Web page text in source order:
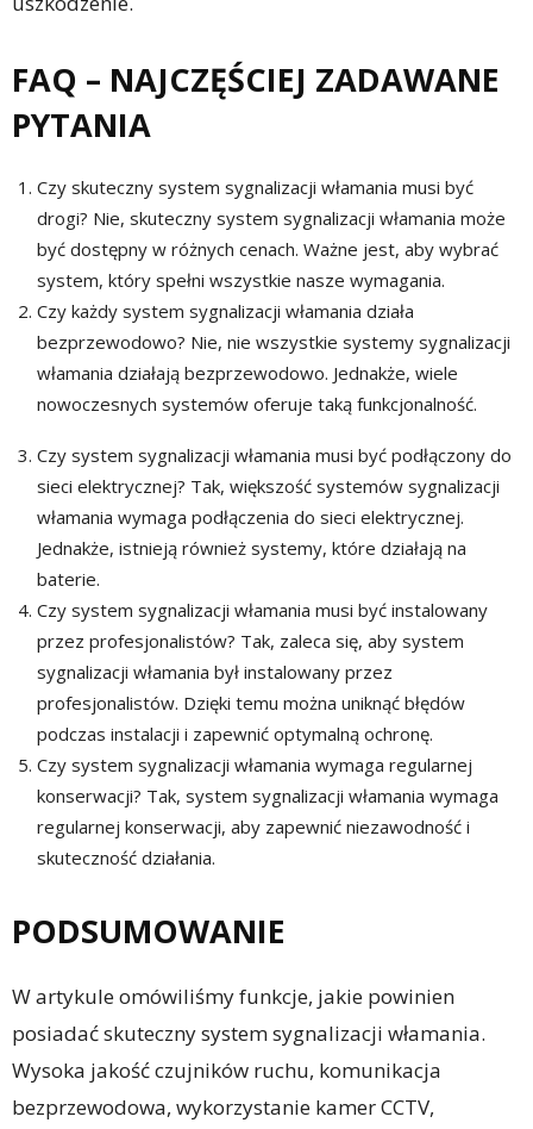
FAQ – NAJCZĘŚCIEJ ZADAWANE
PYTANIA
Czy skuteczny system sygnalizacji włamania musi być
drogi? Nie, skuteczny system sygnalizacji włamania może
być dostępny w różnych cenach. Ważne jest, aby wybrać
system, który spełni wszystkie nasze wymagania.
Czy każdy system sygnalizacji włamania działa
bezprzewodowo? Nie, nie wszystkie systemy sygnalizacji
włamania działają bezprzewodowo. Jednakże, wiele
nowoczesnych systemów oferuje taką funkcjonalność.
Czy system sygnalizacji włamania musi być podłączony do
sieci elektrycznej? Tak, większość systemów sygnalizacji
włamania wymaga podłączenia do sieci elektrycznej.
Jednakże, istnieją również systemy, które działają na
baterie.
Czy system sygnalizacji włamania musi być instalowany
przez profesjonalistów? Tak, zaleca się, aby system
sygnalizacji włamania był instalowany przez
profesjonalistów. Dzięki temu można uniknąć błędów
podczas instalacji i zapewnić optymalną ochronę.
Czy system sygnalizacji włamania wymaga regularnej
konserwacji? Tak, system sygnalizacji włamania wymaga
regularnej konserwacji, aby zapewnić niezawodność i
skuteczność działania.
PODSUMOWANIE
W artykule omówiliśmy funkcje, jakie powinien
posiadać skuteczny system sygnalizacji włamania.
Wysoka jakość czujników ruchu, komunikacja
bezprzewodowa, wykorzystanie kamer CCTV,